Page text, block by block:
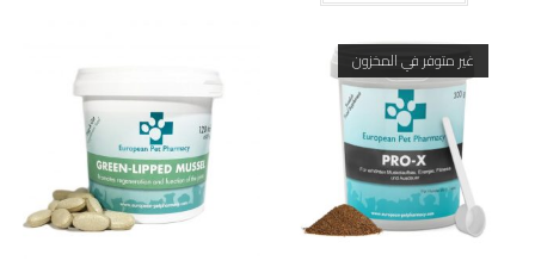
غير متوفر في المخزون